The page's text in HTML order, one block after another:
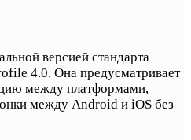
версией стандарта
4.0. Она предусматривает
между платформами,
между Android и iOS без